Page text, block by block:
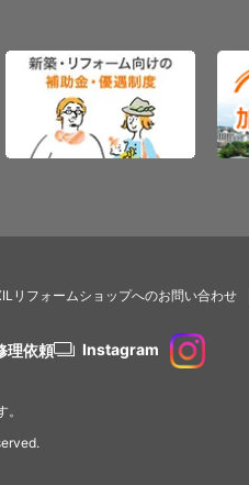
リフォームショップへのお問い合わせ
理依頼 Instagram